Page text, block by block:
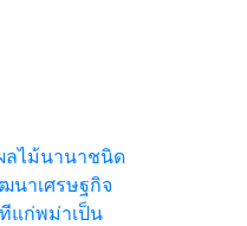
ลไม้นานาชนิด
นาเศรษฐกิจ
แก่พม่าเป็น